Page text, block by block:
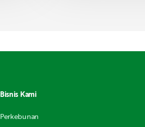
Bisnis Kami
Perkebunan